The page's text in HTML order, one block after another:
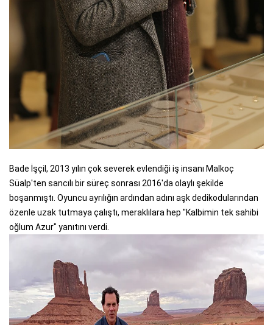
Bade İşçil, 2013 yılın çok severek evlendiği iş insanı Malkoç
Süalp'ten sancılı bir süreç sonrası 2016'da olaylı şekilde
boşanmıştı. Oyuncu ayrılığın ardından adını aşk dedikodularından
özenle uzak tutmaya çalıştı, meraklılara hep "Kalbimin tek sahibi
oğlum Azur" yanıtını verdi.